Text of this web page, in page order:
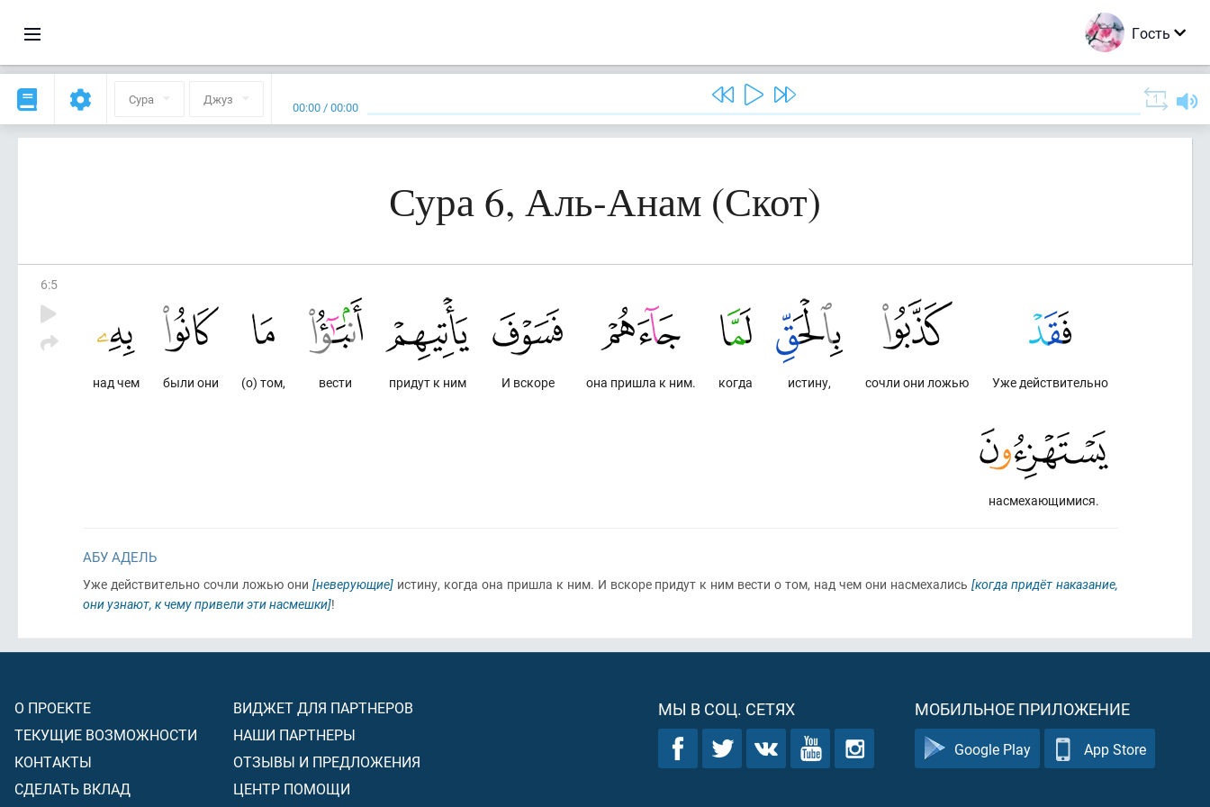
Гость
Сура Джуз 00:00 /00:00
Сура 6, Аль-Анам (Скот)
6:5
Уже действительно
сочли они ложью
истину,
когда
она пришла к ним.
И вскоре
придут к ним
вести
(о) том,
были они
над чем
насмехающимися.
АБУ АДЕЛЬ
Уже действительно сочли ложью они [неверующие]истину, когда она пришла к ним. И вскоре придут к ним вести о том, над чем они насмехались[когда придёт наказание,
они узнают, к чему привели эти насмешки]!
О ПРОЕКТЕ
ТЕКУЩИЕ ВОЗМОЖНОСТИ
КОНТАКТЫ
СДЕЛАТЬ ВКЛАД
ВИДЖЕТ ДЛЯ ПАРТНЕРОВ
НАШИ ПАРТНЕРЫ
ОТЗЫВЫ И ПРЕДЛОЖЕНИЯ
ЦЕНТР ПОМОЩИ
МЫ В СОЦ. СЕТЯХ МОБИЛЬНОЕ ПРИЛОЖЕНИЕ
Google Play App Store